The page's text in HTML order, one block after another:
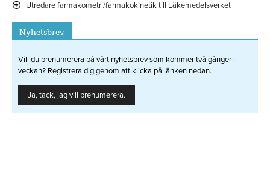
Utredare farmakometri/farmakokinetik till Läkemedelsverket
Nyhetsbrev
Vill du prenumerera på vårt nyhetsbrev som kommer två gånger i
veckan? Registrera dig genom att klicka på länken nedan.
Ja, tack, jag vill prenumerera.